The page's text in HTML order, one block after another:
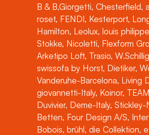
B & B,Giorgetti, Chesterfield,
roset, FENDI, Kesterport,
Hamilton, Leolux, louis
Stokke, Nicoletti, Flexform
Arketipo Loft, Trasio,
swissofa by Horst, Dietiker,
Vanderuhe-Barcelona, Living
giovannetti-Italy, Koinor,
Duvivier, Deme-Italy,
Betten, Four Design A/S,
Bobois, brühl, die Collektion,